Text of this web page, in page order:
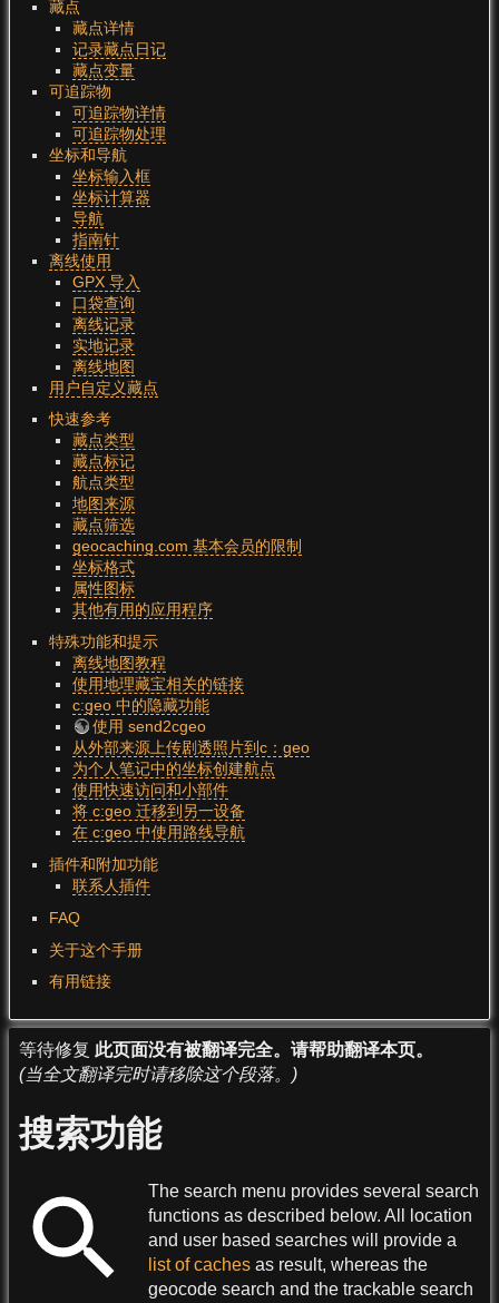
藏点
藏点详情
记录藏点日记
藏点变量
可追踪物
可追踪物详情
可追踪物处理
坐标和导航
坐标输入框
坐标计算器
导航
指南针
离线使用
GPX 导入
口袋查询
离线记录
实地记录
离线地图
用户自定义藏点
快速参考
藏点类型
藏点标记
航点类型
地图来源
藏点筛选
geocaching.com 基本会员的限制
坐标格式
属性图标
其他有用的应用程序
特殊功能和提示
离线地图教程
使用地理藏宝相关的链接
c:geo 中的隐藏功能
使用 send2cgeo
从外部来源上传剧透照片到c：geo
为个人笔记中的坐标创建航点
使用快速访问和小部件
将 c:geo 迁移到另一设备
在 c:geo 中使用路线导航
插件和附加功能
联系人插件
FAQ
关于这个手册
有用链接
等待修复 此页面没有被翻译完全。请帮助翻译本页。
(当全文翻译完时请移除这个段落。)
搜索功能
The search menu provides several search
functions as described below. All location
and user based searches will provide a
list of caches as result, whereas the
geocode search and the trackable search